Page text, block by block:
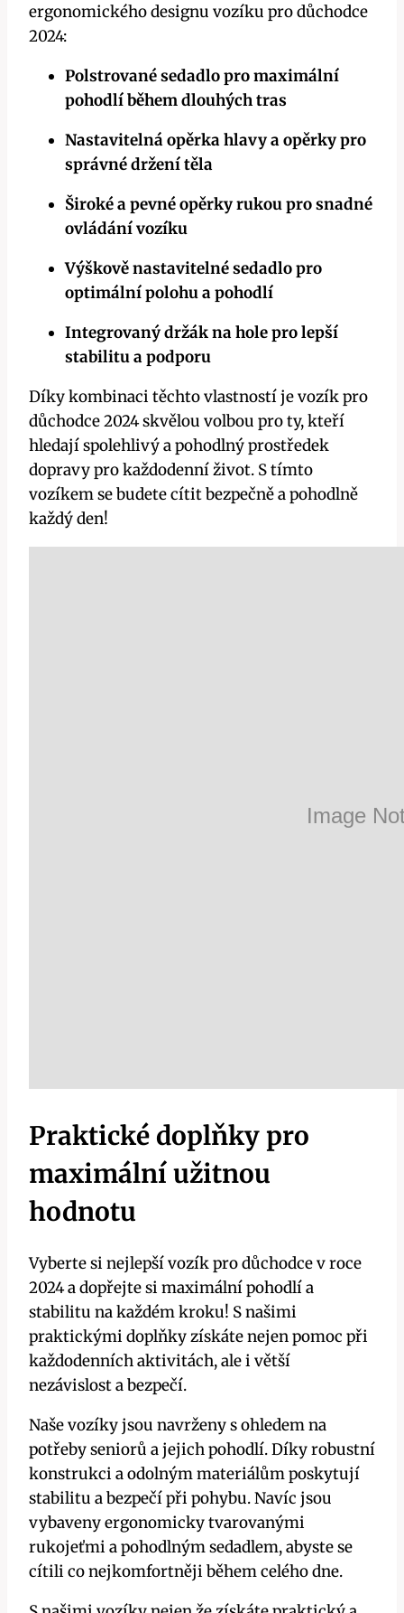
ergonomického designu vozíku pro důchodce
2024:
Polstrované sedadlo pro maximální
pohodlí během dlouhých tras
Nastavitelná opěrka hlavy a opěrky pro
správné držení těla
Široké a pevné opěrky rukou pro snadné
ovládání vozíku
Výškově nastavitelné sedadlo pro
optimální polohu a pohodlí
Integrovaný držák na hole pro lepší
stabilitu a podporu
Díky kombinaci těchto vlastností je vozík pro
důchodce 2024 skvělou volbou pro ty, kteří
hledají spolehlivý a pohodlný prostředek
dopravy pro každodenní život. S tímto
vozíkem se budete cítit bezpečně a pohodlně
každý den!
Praktické doplňky pro
maximální užitnou
hodnotu
Vyberte si nejlepší vozík pro důchodce v roce
2024 a dopřejte si maximální pohodlí a
stabilitu na každém kroku! S našimi
praktickými doplňky získáte nejen pomoc při
každodenních aktivitách, ale i větší
nezávislost a bezpečí.
Naše vozíky jsou navrženy s ohledem na
potřeby seniorů a jejich pohodlí. Díky robustní
konstrukci a odolným materiálům poskytují
stabilitu a bezpečí při pohybu. Navíc jsou
vybaveny ergonomicky tvarovanými
rukojeťmi a pohodlným sedadlem, abyste se
cítili co nejkomfortněji během celého dne.